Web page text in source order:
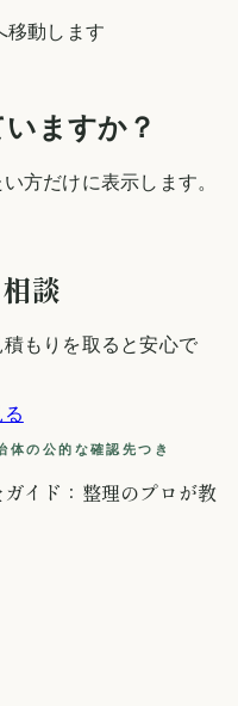
移動します
ますか？
方だけに表示します。
談
もりを取ると安心で
の公的な確認先つき
イド：整理のプロが教